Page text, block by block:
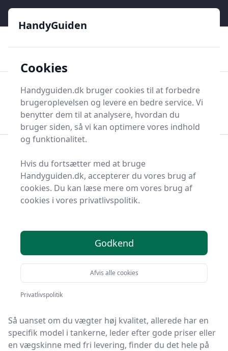
HandyGuiden
Søg nu
Søg nu
Diverse værktøj
Værktøjsdele og tilbehør
Skinner og tilbehør
Vægskinne
Bedste vægskinner
produkter
HandyGuiden er stedet at finde vægskinner. Vi har
samlet 2 top-produkter, så du hurtigt kan vælge det
bedste.
Så uanset om du vægter høj kvalitet, allerede har en
specifik model i tankerne, leder efter gode priser eller
en vægskinne med fri levering, finder du det hele på
HandyGuiden
Cookies
Handyguiden.dk bruger cookies til at forbedre
brugeroplevelsen og levere en bedre service. Vi
benytter dem til at analysere, hvordan du
bruger siden, så vi kan optimere vores indhold
og funktionalitet.
Hvis du fortsætter med at bruge
Handyguiden.dk, accepterer du vores brug af
cookies. Du kan læse mere om vores brug af
cookies i vores privatlivspolitik.
Godkend
Afvis alle cookies
Privatlivspolitik